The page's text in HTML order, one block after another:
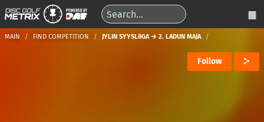
MAIN FIND COMPETITION JYLIN SYYSLIIGA → 2. LADUN MAJA
Follow